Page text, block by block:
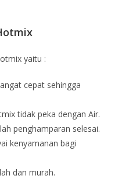
yaitu :
cepat sehingga
tidak peka dengan Air.
penghamparan selesai.
kenyamanan bagi
dan murah.